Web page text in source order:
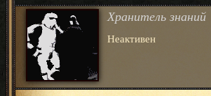
Хранитель знаний
Неактивен